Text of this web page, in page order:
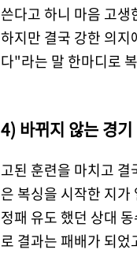
쓴다고 하니 마음 고
하지만 결국 강한 의
다"라는 말 한마디로
4) 바뀌지 않는 경
고된 훈련을 마치고
은 복싱을 시작한 지
정패 유도 했던 상대
로 결과는 패배가 되